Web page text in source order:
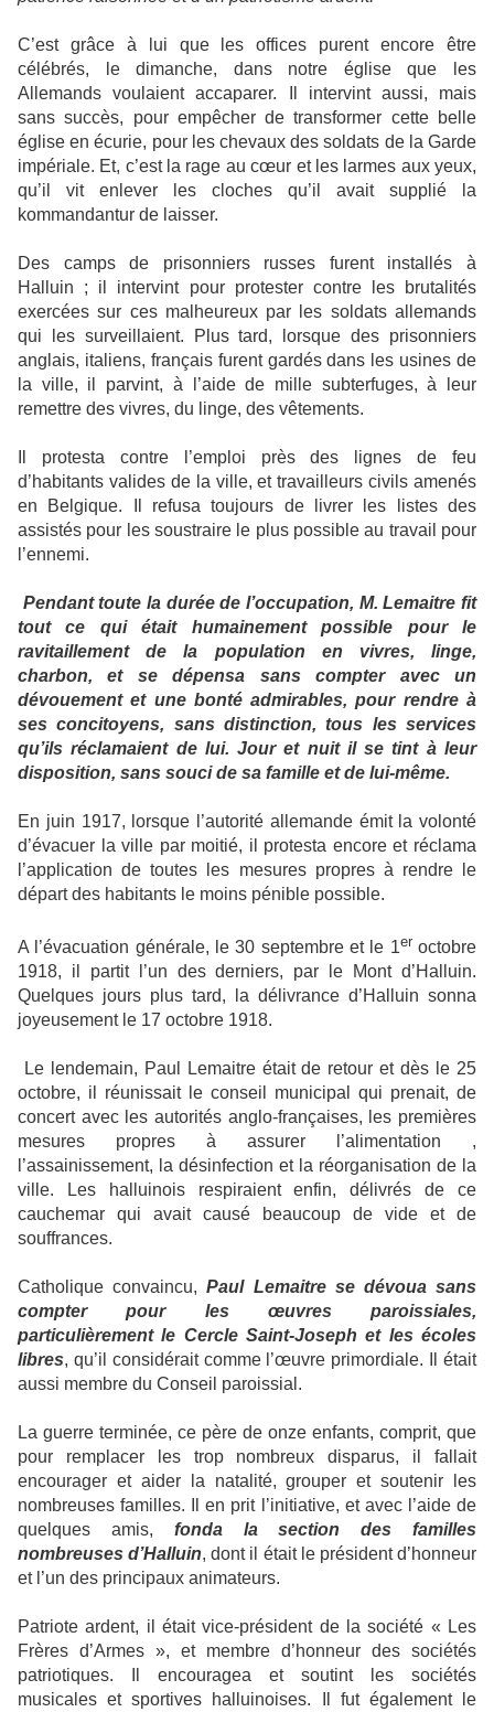
C’est grâce à lui que les offices purent encore être
célébrés, le dimanche, dans notre église que les
Allemands voulaient accaparer. Il intervint aussi, mais
sans succès, pour empêcher de transformer cette belle
église en écurie, pour les chevaux des soldats de la Garde
impériale. Et, c’est la rage au cœur et les larmes aux yeux,
qu’il vit enlever les cloches qu’il avait supplié la
kommandantur de laisser.
Des camps de prisonniers russes furent installés à
Halluin ; il intervint pour protester contre les brutalités
exercées sur ces malheureux par les soldats allemands
qui les surveillaient. Plus tard, lorsque des prisonniers
anglais, italiens, français furent gardés dans les usines de
la ville, il parvint, à l’aide de mille subterfuges, à leur
remettre des vivres, du linge, des vêtements.
Il protesta contre l’emploi près des lignes de feu
d’habitants valides de la ville, et travailleurs civils amenés
en Belgique. Il refusa toujours de livrer les listes des
assistés pour les soustraire le plus possible au travail pour
l’ennemi.
Pendant toute la durée de l’occupation, M. Lemaitre fit
tout ce qui était humainement possible pour le
ravitaillement de la population en vivres, linge,
charbon, et se dépensa sans compter avec un
dévouement et une bonté admirables, pour rendre à
ses concitoyens, sans distinction, tous les services
qu’ils réclamaient de lui. Jour et nuit il se tint à leur
disposition, sans souci de sa famille et de lui-même.
En juin 1917, lorsque l’autorité allemande émit la volonté
d’évacuer la ville par moitié, il protesta encore et réclama
l’application de toutes les mesures propres à rendre le
départ des habitants le moins pénible possible.
A l’évacuation générale, le 30 septembre et le 1er octobre
1918, il partit l’un des derniers, par le Mont d’Halluin.
Quelques jours plus tard, la délivrance d’Halluin sonna
joyeusement le 17 octobre 1918.
Le lendemain, Paul Lemaitre était de retour et dès le 25
octobre, il réunissait le conseil municipal qui prenait, de
concert avec les autorités anglo-françaises, les premières
mesures propres à assurer l’alimentation ,
l’assainissement, la désinfection et la réorganisation de la
ville. Les halluinois respiraient enfin, délivrés de ce
cauchemar qui avait causé beaucoup de vide et de
souffrances.
Catholique convaincu,Paul Lemaitre se dévoua sans
compter pour les œuvres paroissiales,
particulièrement le Cercle Saint-Joseph et les écoles
libres, qu’il considérait comme l’œuvre primordiale. Il était
aussi membre du Conseil paroissial.
La guerre terminée, ce père de onze enfants, comprit, que
pour remplacer les trop nombreux disparus, il fallait
encourager et aider la natalité, grouper et soutenir les
nombreuses familles. Il en prit l’initiative, et avec l’aide de
quelques amis, fonda la section des familles
nombreuses d’Halluin, dont il était le président d’honneur
et l’un des principaux animateurs.
Patriote ardent, il était vice-président de la société « Les
Frères d’Armes », et membre d’honneur des sociétés
patriotiques. Il encouragea et soutint les sociétés
musicales et sportives halluinoises. Il fut également le